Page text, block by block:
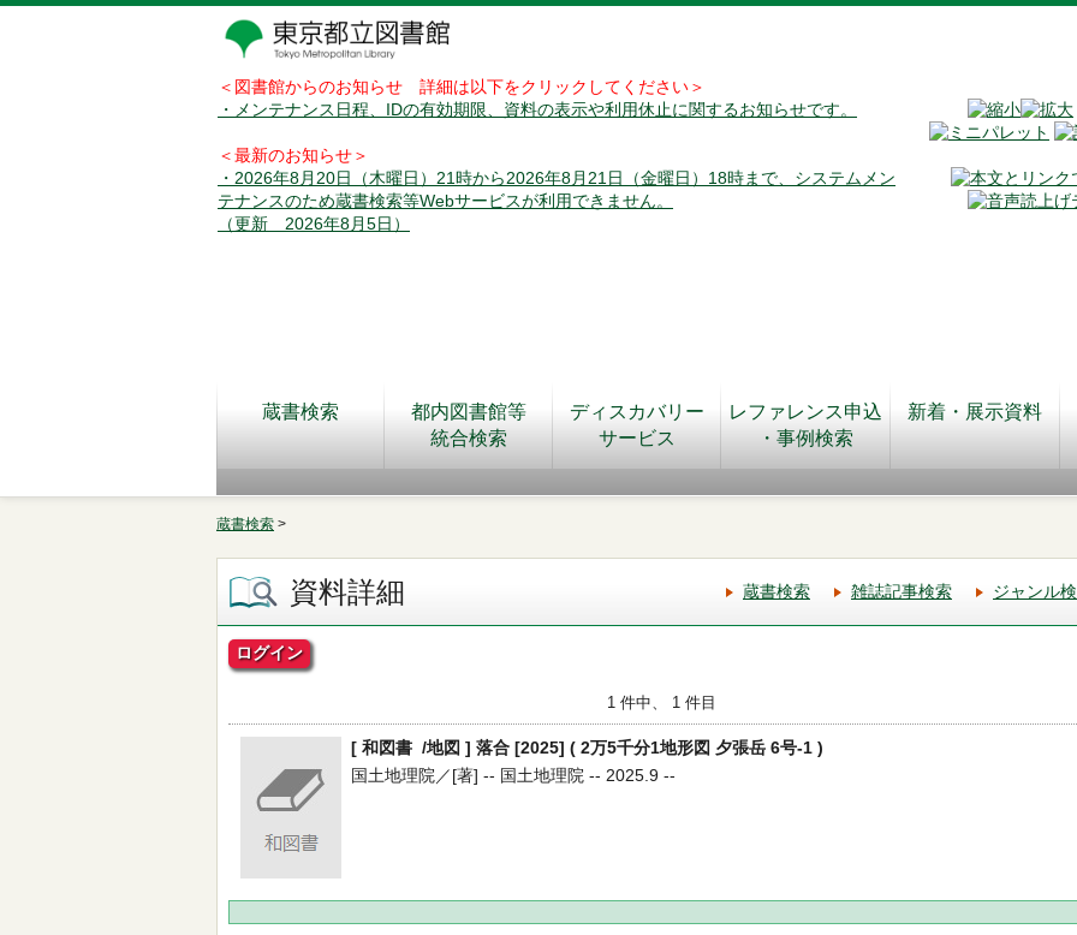
＜図書館からのお知らせ 詳細は以下をクリックしてください＞
・メンテナンス日程、IDの有効期限、資料の表示や利用休止に関するお知らせです。
＜最新のお知らせ＞
・2026年8月20日（木曜日）21時から2026年8月21日（金曜日）18時まで、システムメン
テナンスのため蔵書検索等Webサービスが利用できません。
（更新 2026年8月5日）
蔵書検索
都内図書館等
統合検索
ディスカバリー
サービス
レファレンス申込
・事例検索
新着・展示資料
蔵書検索 >
資料詳細 蔵書検索 雑誌記事検索 ジャンル
ログイン
1 件中、 1 件目
[ 和図書 /地図 ] 落合 [2025] ( 2万5千分1地形図 夕張岳 6号-1 )
国土地理院／[著] -- 国土地理院 -- 2025.9 --